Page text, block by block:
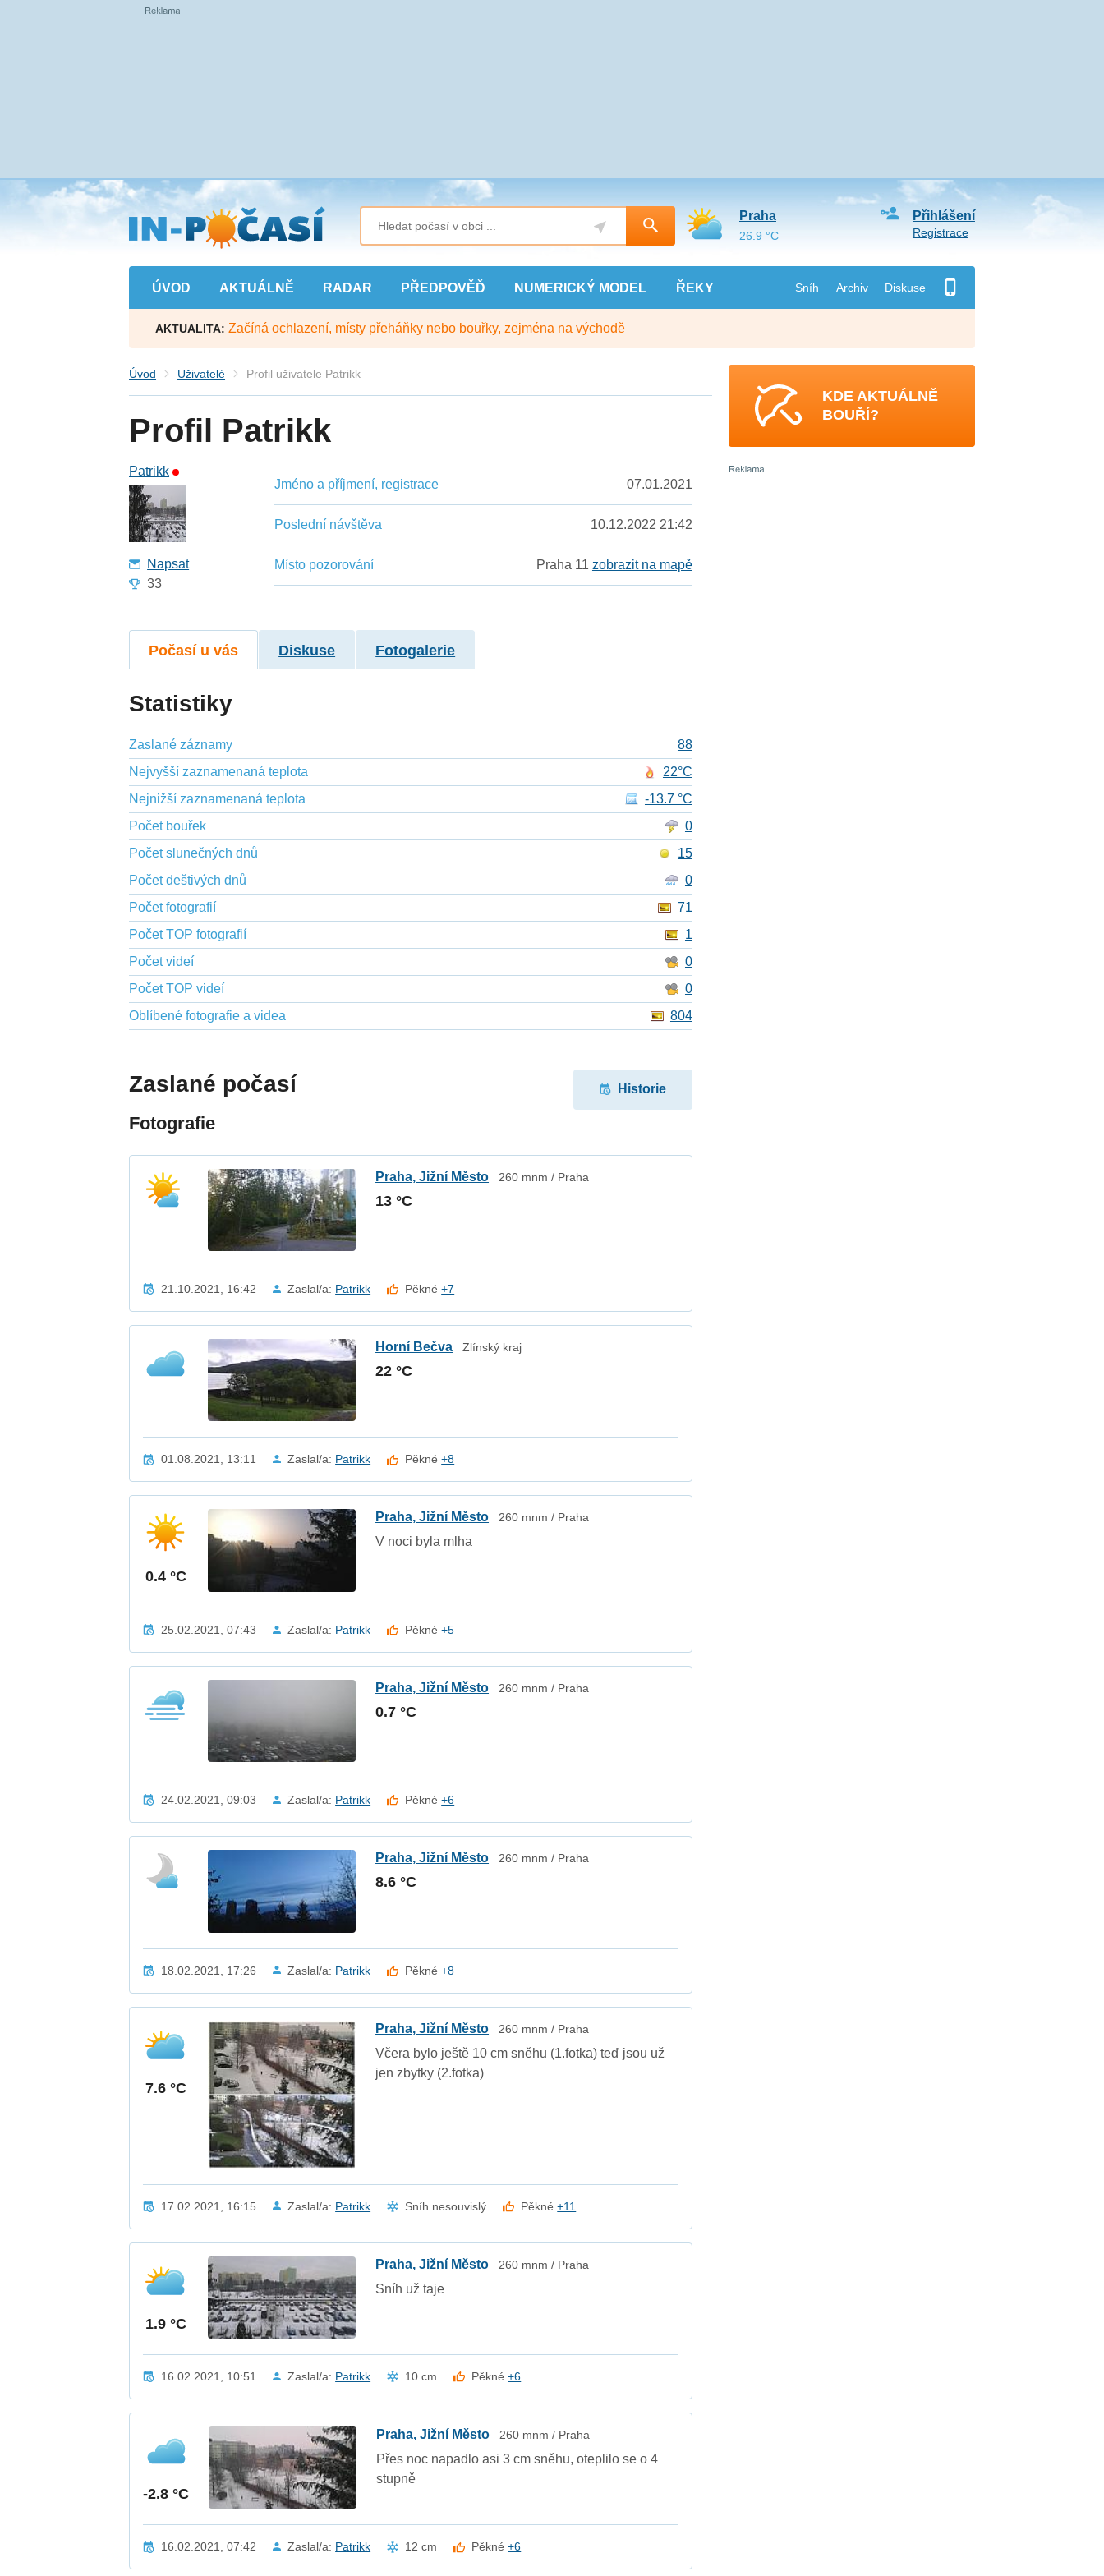
Přejít
na
hlavní
obsah
ÚVOD AKTUÁLNĚ RADAR PŘEDPOVĚĎ NUMERICKÝ MODEL ŘEKY Sníh Archiv Diskuse
Přihlášení
Registrace
Praha
26.9 °C
AKTUALITA: Začíná ochlazení, místy přeháňky nebo bouřky, zejména na východě
Úvod Uživatelé Profil uživatele Patrikk
Profil Patrikk
Patrikk
Napsat
33
Jméno a příjmení, registrace 07.01.2021
Poslední návštěva 10.12.2022 21:42
Místo pozorování Praha 11 zobrazit na mapě
Počasí u vás Diskuse Fotogalerie
Statistiky
Zaslané záznamy
88
Nejvyšší zaznamenaná teplota
22°C
Nejnižší zaznamenaná teplota
-13.7 °C
Počet bouřek
0
Počet slunečných dnů
15
Počet deštivých dnů
0
Počet fotografií
71
Počet TOP fotografií
1
Počet videí
0
Počet TOP videí
0
Oblíbené fotografie a videa
804
Zaslané počasí
Fotografie
Historie
Praha, Jižní Město 260 mnm / Praha
13 °C
21.10.2021, 16:42 Zaslal/a: Patrikk Pěkné+7
Horní Bečva Zlínský kraj
22 °C
01.08.2021, 13:11 Zaslal/a: Patrikk Pěkné+8
0.4 °C
Praha, Jižní Město 260 mnm / Praha
V noci byla mlha
25.02.2021, 07:43 Zaslal/a: Patrikk Pěkné+5
Praha, Jižní Město 260 mnm / Praha
0.7 °C
24.02.2021, 09:03 Zaslal/a: Patrikk Pěkné+6
Praha, Jižní Město 260 mnm / Praha
8.6 °C
18.02.2021, 17:26 Zaslal/a: Patrikk Pěkné+8
7.6 °C
Praha, Jižní Město 260 mnm / Praha
Včera bylo ještě 10 cm sněhu (1.fotka) teď jsou už
jen zbytky (2.fotka)
17.02.2021, 16:15 Zaslal/a: Patrikk Sníh nesouvislý Pěkné+11
1.9 °C
Praha, Jižní Město 260 mnm / Praha
Sníh už taje
16.02.2021, 10:51 Zaslal/a: Patrikk 10 cm Pěkné+6
-2.8 °C
Praha, Jižní Město 260 mnm / Praha
Přes noc napadlo asi 3 cm sněhu, oteplilo se o 4
stupně
16.02.2021, 07:42 Zaslal/a: Patrikk 12 cm Pěkné+6
KDE AKTUÁLNĚ
BOUŘÍ?